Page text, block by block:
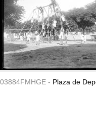
03884FMHGE - Plaza de